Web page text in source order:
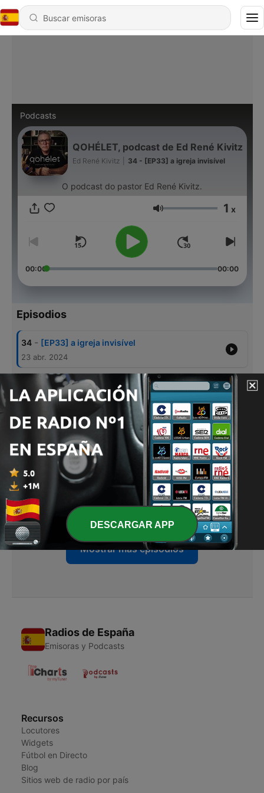
Podcasts
QOHÉLET, podcast de Ed René Kivitz
Ed René Kivitz 34 - [EP33] a igreja invisível
O podcast do pastor Ed René Kivitz.
Volumen 1 x
00:00 00:00
Episodios
34 - [EP33] a igreja invisível
23 abr. 2024
[EP32] teologia do domínio
09 abr. 2024
32 - [EP31] Ateísmo
31 [EP30] Banalidade do mal
18 ene. 2024
[EP29] Morte e pós-morte
10 ene. 2024
Mostrar más episodios
Radios de España
Emisoras y Podcasts
Recursos
Locutores
Widgets
Fútbol en Directo
Blog
Sitios web de radio por país
DESCARGAR APP